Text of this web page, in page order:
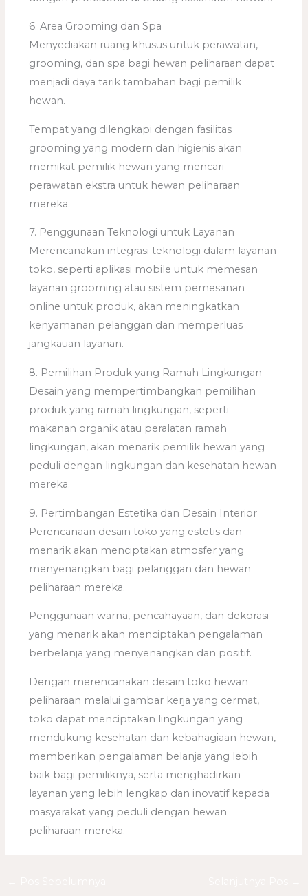
6. Area Grooming dan Spa
Menyediakan ruang khusus untuk perawatan,
grooming, dan spa bagi hewan peliharaan dapat
menjadi daya tarik tambahan bagi pemilik
hewan.
Tempat yang dilengkapi dengan fasilitas
grooming yang modern dan higienis akan
memikat pemilik hewan yang mencari
perawatan ekstra untuk hewan peliharaan
mereka.
7. Penggunaan Teknologi untuk Layanan
Merencanakan integrasi teknologi dalam layanan
toko, seperti aplikasi mobile untuk memesan
layanan grooming atau sistem pemesanan
online untuk produk, akan meningkatkan
kenyamanan pelanggan dan memperluas
jangkauan layanan.
8. Pemilihan Produk yang Ramah Lingkungan
Desain yang mempertimbangkan pemilihan
produk yang ramah lingkungan, seperti
makanan organik atau peralatan ramah
lingkungan, akan menarik pemilik hewan yang
peduli dengan lingkungan dan kesehatan hewan
mereka.
9. Pertimbangan Estetika dan Desain Interior
Perencanaan desain toko yang estetis dan
menarik akan menciptakan atmosfer yang
menyenangkan bagi pelanggan dan hewan
peliharaan mereka.
Penggunaan warna, pencahayaan, dan dekorasi
yang menarik akan menciptakan pengalaman
berbelanja yang menyenangkan dan positif.
Dengan merencanakan desain toko hewan
peliharaan melalui gambar kerja yang cermat,
toko dapat menciptakan lingkungan yang
mendukung kesehatan dan kebahagiaan hewan,
memberikan pengalaman belanja yang lebih
baik bagi pemiliknya, serta menghadirkan
layanan yang lebih lengkap dan inovatif kepada
masyarakat yang peduli dengan hewan
peliharaan mereka.